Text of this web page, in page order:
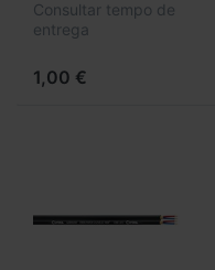
Consultar tempo de
entrega
1,00 €